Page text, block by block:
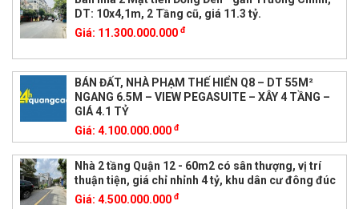
DT: 10x4,1m, 2 Tầng cũ, giá 11.3 tỷ.
Giá: 11.300.000.000 đ
BÁN ĐẤT, NHÀ PHẠM THẾ HIỂN Q8 – DT 55M²
NGANG 6.5M – VIEW PEGASUITE – XÂY 4 TẦNG –
GIÁ 4.1 TỶ
Giá: 4.100.000.000 đ
Nhà 2 tầng Quận 12 - 60m2 có sân thượng, vị trí
thuận tiện, giá chỉ nhỉnh 4 tỷ, khu dân cư đông đúc
Giá: 4.500.000.000 đ